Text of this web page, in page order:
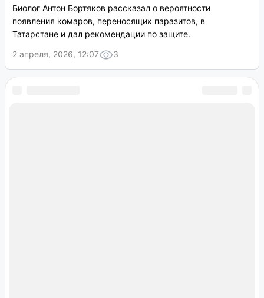
Биолог Антон Бортяков рассказал о вероятности
появления комаров, переносящих паразитов, в
Татарстане и дал рекомендации по защите.
2 апреля, 2026, 12:07
3